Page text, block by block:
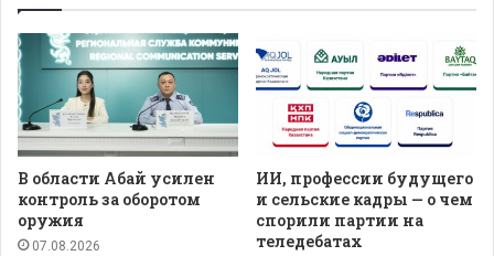
В области Абай усилен
контроль за оборотом
оружия
07.08.2026
ИИ, профессии будущего
и сельские кадры — о чем
спорили партии на
теледебатах